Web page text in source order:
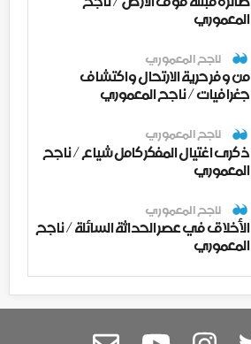
المعموري
ناجح المعموري
من وفر حرية الارتحال واكتشاف
جغرافيات / ناجح المعموري
ناجح المعموري
ذكرى اغتيال المفكر كامل شياع / ناجح
المعموري
ناجح المعموري
الأخلاق في عصر الحداثة السائلة / ناجح
المعموري